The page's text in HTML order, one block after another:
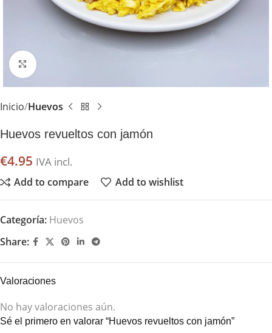
Click to enlarge
Inicio Huevos
Huevos revueltos con jamón
€4.95 IVA incl.
Add to compare Add to wishlist
Categoría: Huevos
Share:
Valoraciones
No hay valoraciones aún.
Sé el primero en valorar “Huevos revueltos con jamón”